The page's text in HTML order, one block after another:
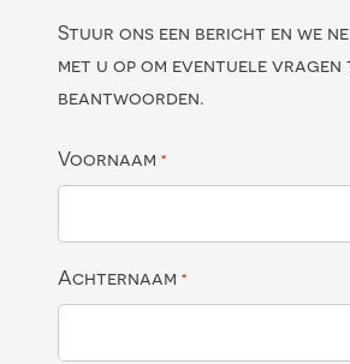
Stuur ons een bericht en we
met u op om eventuele vragen
beantwoorden.
Voornaam *
Achternaam *